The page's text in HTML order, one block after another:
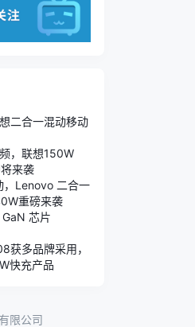
二合一混动移动
，联想150W
来袭
，Lenovo 二合一
重磅来袭
芯片
获多品牌采用，
快充产品
限公司